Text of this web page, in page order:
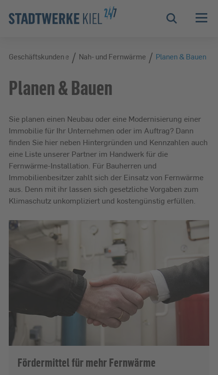
Zur Hauptnavigation springen
Zur Servicelasche springen
Zum Hauptinhalt springen
Zur Footernavigation springen
Suche
Geschäftskunden
/ Wärme / Nah- und Fernwärme / Planen & Bauen
Planen & Bauen
Sie planen einen Neubau oder eine Modernisierung einer
Immobilie für Ihr Unternehmen oder im Auftrag? Dann
finden Sie hier neben Hintergründen und Kennzahlen auch
eine Liste unserer Partner im Handwerk für die
Fernwärme-Installation. Für Bauherren und
Immobilienbesitzer zahlt sich der Einsatz von Fernwärme
aus. Denn mit ihr lassen sich gesetzliche Vorgaben zum
Klimaschutz unkompliziert und kostengünstig erfüllen.
Fördermittel für mehr Fernwärme